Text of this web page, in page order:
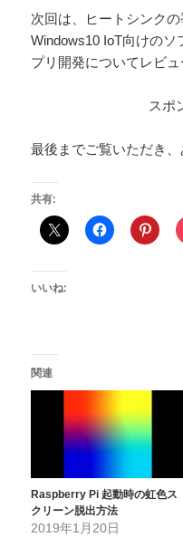
次回は、ヒートシンク
Windows10 IoT向けの
プリ開発についてレビュ
スポ
最後までご覧いただき、
共有:
いいね:
関連
Raspberry Pi 起動時の虹色ス
クリーン脱出方法
2019年1月20日